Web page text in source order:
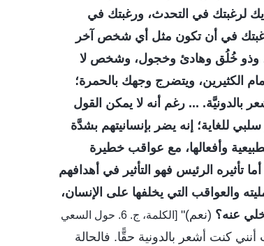
لرغبتك في التحدث، ورغبتك في
في أن تكون مثل أي شخص آخر
وذو خُلُق وهادئ وخجول، وشخص لا
الكثيرين، ويتضرج وجهك بالحمرة؛
بالدونيَّة. ... رغم أنه لا يمكن القول
للغاية؛ إنه يضر بإنسانيتهم بشدَّة
وأفعالها، مع عواقب خطيرة
تأثيره الرئيس فهو التأثير في أهدافهم
والعواقب التي يخلفها على الإنسان،
عنه؟ (نعم)"
[الكلمة، ج. 6. حول السعي
كنت أشعر بالدونية حقًّا. فالحالة